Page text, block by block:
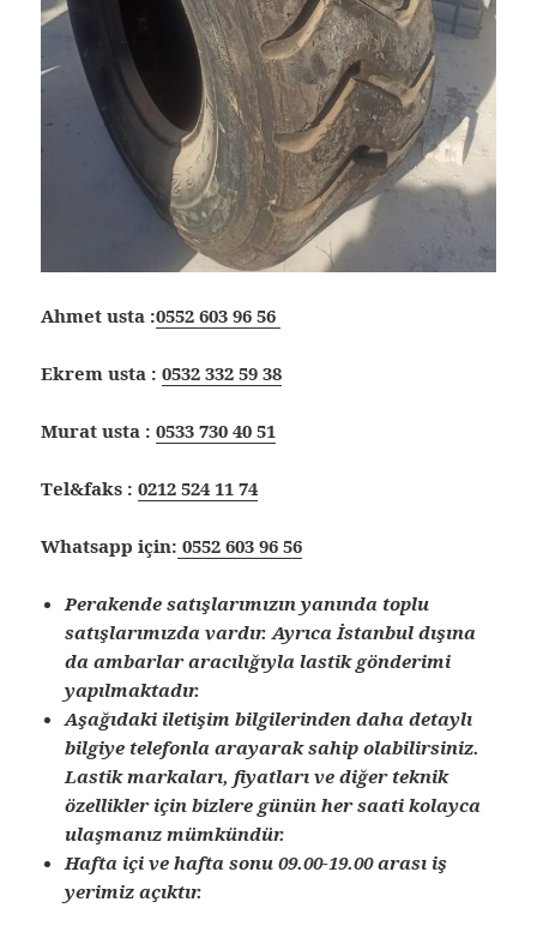
Ahmet usta :0552 603 96 56
Ekrem usta :0532 332 59 38
Murat usta :0533 730 40 51
Tel&faks :0212 524 11 74
Whatsapp için: 0552 603 96 56
Perakende satışlarımızın yanında toplu
satışlarımızda vardır. Ayrıca İstanbul dışına
da ambarlar aracılığıyla lastik gönderimi
yapılmaktadır.
Aşağıdaki iletişim bilgilerinden daha detaylı
bilgiye telefonla arayarak sahip olabilirsiniz.
Lastik markaları, fiyatları ve diğer teknik
özellikler için bizlere günün her saati kolayca
ulaşmanız mümkündür.
Hafta içi ve hafta sonu 09.00-19.00 arası iş
yerimiz açıktır.